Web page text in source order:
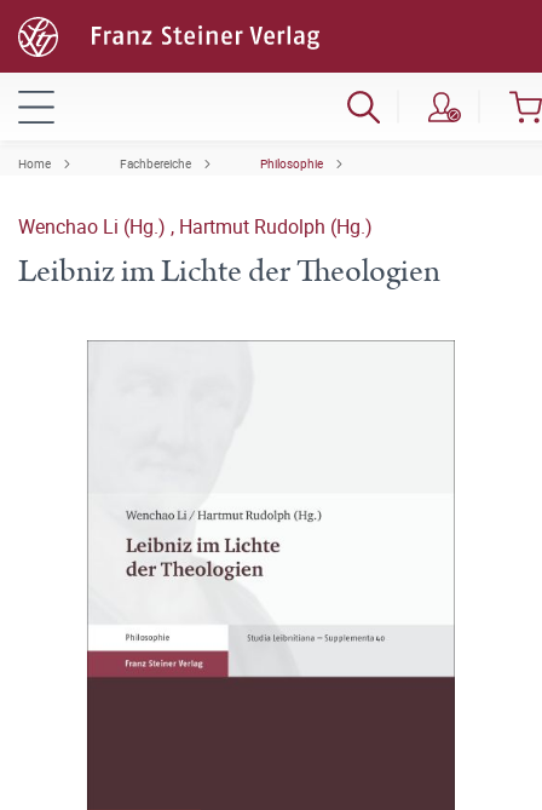
Home Fachbereiche Philosophie
Wenchao Li (Hg.) , Hartmut Rudolph (Hg.)
Leibniz im Lichte der Theologien